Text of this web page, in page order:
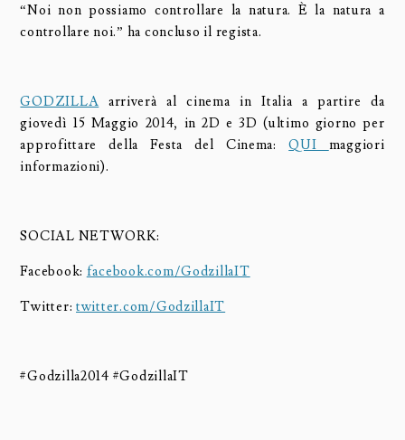
“Noi non possiamo controllare la natura. È la natura a
controllare noi.” ha concluso il regista.
GODZILLA arriverà al cinema in Italia a partire da
giovedì 15 Maggio 2014, in 2D e 3D (ultimo giorno per
approfittare della Festa del Cinema:QUI maggiori
informazioni).
SOCIAL NETWORK:
Facebook: facebook.com/GodzillaIT
Twitter:twitter.com/GodzillaIT
#Godzilla2014 #GodzillaIT